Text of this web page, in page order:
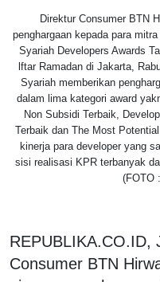
Direktur Consumer BTN
penghargaan kepada para
Syariah Developers Awards
lftar Ramadan di Jakarta,
Syariah memberikan
dalam lima kategori award
Non Subsidi Terbaik,
Terbaik dan The Most
kinerja para developer yang
sisi realisasi KPR terbanyak
(FOTO
REPUBLIKA.CO.ID,
Consumer BTN